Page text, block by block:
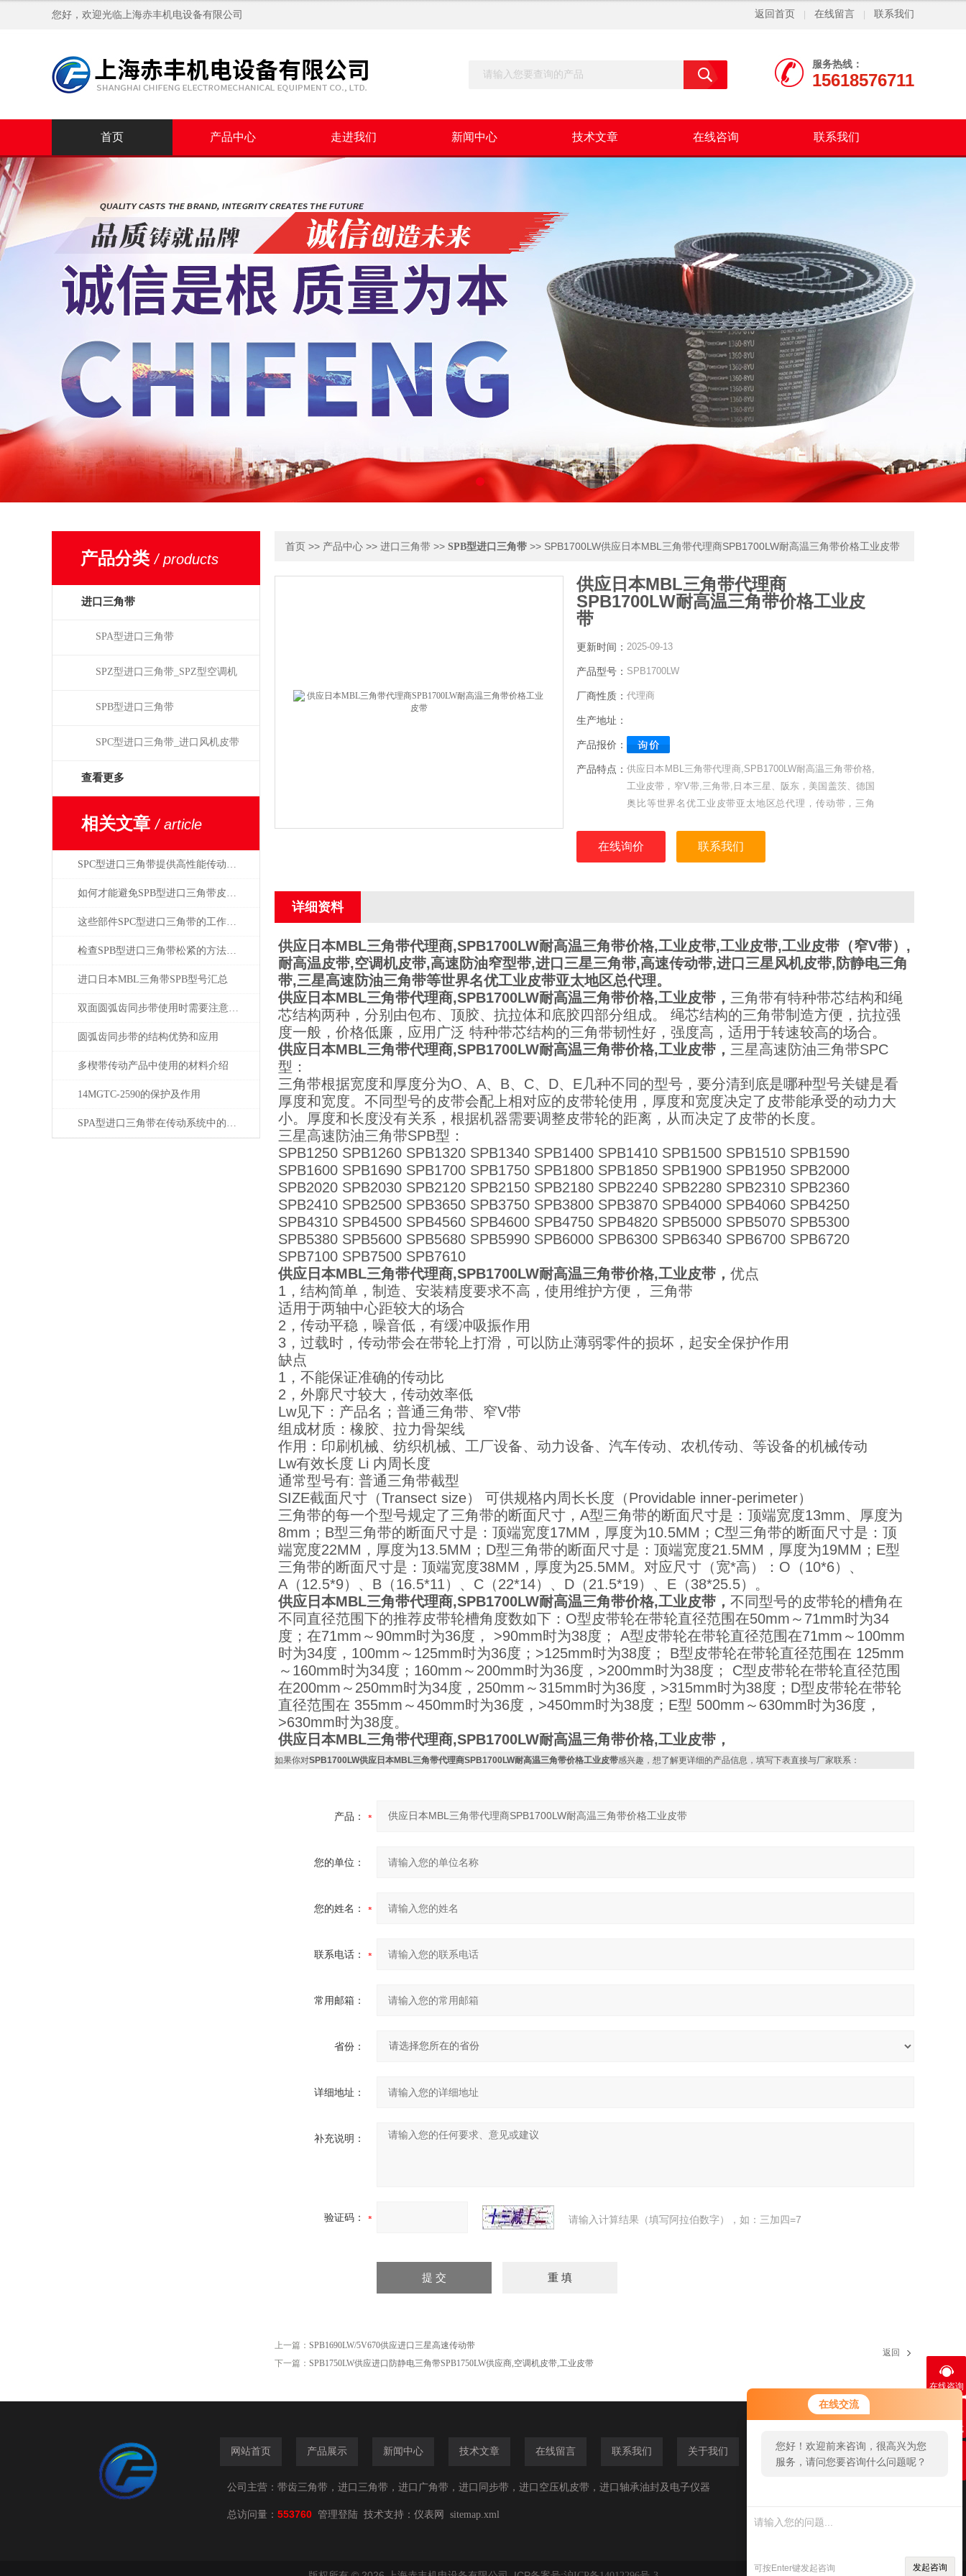
在线交流
您好！欢迎前来咨询，很高兴为您
服务，请问您要咨询什么问题呢？
您好，看您停留很久了，是否找到
了需求产品，您可以直接在线与我
可按Enter键发起咨询 发起咨询
您好，欢迎光临上海赤丰机电设备有限公司 返回首页 在线留言 联系我们
服务热线：
15618576711
首页 产品中心 走进我们 新闻中心 技术文章 在线咨询 联系我们
产品分类/ products
进口三角带
SPA型进口三角带
SPZ型进口三角带_SPZ型空调机
皮带
SPB型进口三角带
SPC型进口三角带_进口风机皮带
查看更多
相关文章/ article
SPC型进口三角带提供高性能传动解决方案
如何才能避免SPB型进口三角带皮带轮过紧？
这些部件SPC型进口三角带的工作中起到什么作用？
检查SPB型进口三角带松紧的方法有哪两种？
进口日本MBL三角带SPB型号汇总
双面圆弧齿同步带使用时需要注意些什么？
圆弧齿同步带的结构优势和应用
多楔带传动产品中使用的材料介绍
14MGTC-2590的保护及作用
SPA型进口三角带在传动系统中的重要性
首页 >> 产品中心 >> 进口三角带 >> SPB型进口三角带 >> SPB1700LW供应日本MBL三角带代理商SPB1700LW耐高温三角带价格工业皮带
供应日本MBL三角带代理商
SPB1700LW耐高温三角带价格工业皮
带
更新时间： 2025-09-13
产品型号： SPB1700LW
厂商性质： 代理商
生产地址：
产品报价：
产品特点： 供应日本MBL三角带代理商,SPB1700LW耐高温三角带价格,
工业皮带，窄V带,三角带,日本三星、阪东，美国盖茨、德国
奥比等世界名优工业皮带亚太地区总代理，传动带，三角
在线询价 联系我们
详细资料
供应日本MBL三角带代理商,SPB1700LW耐高温三角带价格,工业皮带,工业皮带,工业皮带（窄V带）,
耐高温皮带,空调机皮带,高速防油窄型带,进口三星三角带,高速传动带,进口三星风机皮带,防静电三角
带,三星高速防油三角带等世界名优工业皮带亚太地区总代理。
供应日本MBL三角带代理商,SPB1700LW耐高温三角带价格,工业皮带， 三角带有特种带芯结构和绳
芯结构两种，分别由包布、顶胶、抗拉体和底胶四部分组成。 绳芯结构的三角带制造方便，抗拉强
度一般，价格低廉，应用广泛 特种带芯结构的三角带韧性好，强度高，适用于转速较高的场合。
供应日本MBL三角带代理商,SPB1700LW耐高温三角带价格,工业皮带， 三星高速防油三角带SPC
型：
三角带根据宽度和厚度分为O、A、B、C、D、E几种不同的型号，要分清到底是哪种型号关键是看
厚度和宽度。不同型号的皮带会配上相对应的皮带轮使用，厚度和宽度决定了皮带能承受的动力大
小。厚度和长度没有关系，根据机器需要调整皮带轮的距离，从而决定了皮带的长度。
三星高速防油三角带SPB型：
SPB1250 SPB1260 SPB1320 SPB1340 SPB1400 SPB1410 SPB1500 SPB1510 SPB1590
SPB1600 SPB1690 SPB1700 SPB1750 SPB1800 SPB1850 SPB1900 SPB1950 SPB2000
SPB2020 SPB2030 SPB2120 SPB2150 SPB2180 SPB2240 SPB2280 SPB2310 SPB2360
SPB2410 SPB2500 SPB3650 SPB3750 SPB3800 SPB3870 SPB4000 SPB4060 SPB4250
SPB4310 SPB4500 SPB4560 SPB4600 SPB4750 SPB4820 SPB5000 SPB5070 SPB5300
SPB5380 SPB5600 SPB5680 SPB5990 SPB6000 SPB6300 SPB6340 SPB6700 SPB6720
SPB7100 SPB7500 SPB7610
供应日本MBL三角带代理商,SPB1700LW耐高温三角带价格,工业皮带， 优点
1，结构简单，制造、安装精度要求不高，使用维护方便， 三角带
适用于两轴中心距较大的场合
2，传动平稳，噪音低，有缓冲吸振作用
3，过载时，传动带会在带轮上打滑，可以防止薄弱零件的损坏，起安全保护作用
缺点
1，不能保证准确的传动比
2，外廓尺寸较大，传动效率低
Lw见下：产品名；普通三角带、窄V带
组成材质：橡胶、拉力骨架线
作用：印刷机械、纺织机械、工厂设备、动力设备、汽车传动、农机传动、等设备的机械传动
Lw有效长度 Li 内周长度
通常型号有: 普通三角带截型
SIZE截面尺寸（Transect size） 可供规格内周长长度（Providable inner-perimeter）
三角带的每一个型号规定了三角带的断面尺寸，A型三角带的断面尺寸是：顶端宽度13mm、厚度为
8mm；B型三角带的断面尺寸是：顶端宽度17MM，厚度为10.5MM；C型三角带的断面尺寸是：顶
端宽度22MM，厚度为13.5MM；D型三角带的断面尺寸是：顶端宽度21.5MM，厚度为19MM；E型
三角带的断面尺寸是：顶端宽度38MM，厚度为25.5MM。对应尺寸（宽*高）：O（10*6）、
A（12.5*9）、B（16.5*11）、C（22*14）、D（21.5*19）、E（38*25.5）。
供应日本MBL三角带代理商,SPB1700LW耐高温三角带价格,工业皮带， 不同型号的皮带轮的槽角在
不同直径范围下的推荐皮带轮槽角度数如下：O型皮带轮在带轮直径范围在50mm～71mm时为34
度；在71mm～90mm时为36度， >90mm时为38度； A型皮带轮在带轮直径范围在71mm～100mm
时为34度，100mm～125mm时为36度；>125mm时为38度； B型皮带轮在带轮直径范围在 125mm
～160mm时为34度；160mm～200mm时为36度，>200mm时为38度； C型皮带轮在带轮直径范围
在200mm～250mm时为34度，250mm～315mm时为36度，>315mm时为38度；D型皮带轮在带轮
直径范围在 355mm～450mm时为36度，>450mm时为38度；E型 500mm～630mm时为36度，
>630mm时为38度。
供应日本MBL三角带代理商,SPB1700LW耐高温三角带价格,工业皮带，
如果你对SPB1700LW供应日本MBL三角带代理商SPB1700LW耐高温三角带价格工业皮带感兴趣，想了解更详细的产品信息，填写下表直接与厂家联系：
产品：
您的单位：
您的姓名：
联系电话：
常用邮箱：
省份：
详细地址：
补充说明：
验证码： 请输入计算结果（填写阿拉伯数字），如：三加四=7
上一篇： SPB1690LW/5V670供应进口三星高速传动带
下一篇： SPB1750LW供应进口防静电三角带SPB1750LW供应商,空调机皮带,工业皮带
返回
网站首页 产品展示 新闻中心 技术文章 在线留言 联系我们 关于我们
公司主营：带齿三角带，进口三角带，进口广角带，进口同步带，进口空压机皮带，进口轴承油封及电子仪器
总访问量： 553760 管理登陆 技术支持： 仪表网 sitemap.xml
在线咨询
联系方式